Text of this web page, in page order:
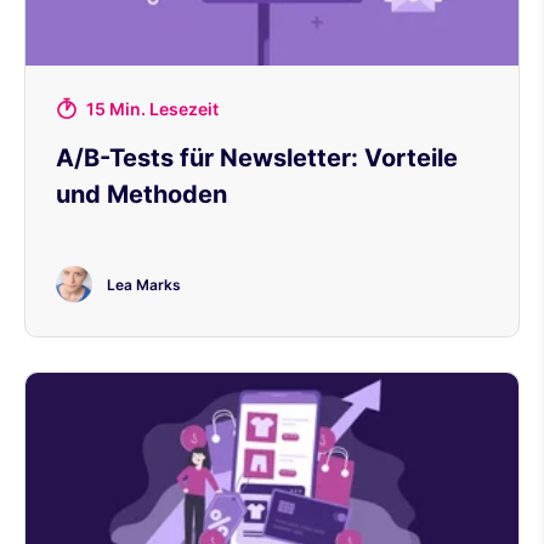
15 Min. Lesezeit
A/B-Tests für Newsletter: Vorteile
und Methoden
Lea Marks